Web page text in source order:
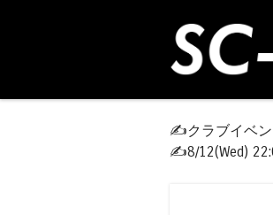
✍️クラブイベン
✍️8/12(Wed)